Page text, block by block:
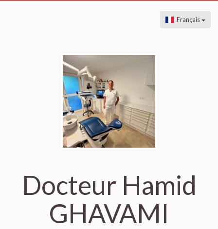
Français
Docteur Hamid
GHAVAMI